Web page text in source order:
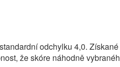
odchylku 4,0.
že skóre náhodně